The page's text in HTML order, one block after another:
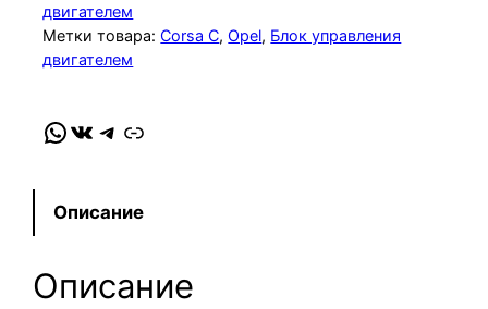
с
т
в
т
а
Б
двигателем
Метки товара:Corsa C, Opel, Блок управления
двигателем
WhatsApp VK Telegram Link
Описание
Описание